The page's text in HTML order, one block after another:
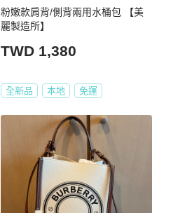
粉嫩款肩背/側背兩用水桶包 【美
麗製造所】
TWD 1,380
全新品 本地 免運